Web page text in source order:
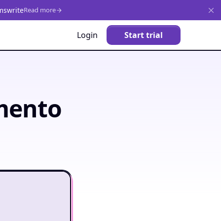
Read more
Login Start trial